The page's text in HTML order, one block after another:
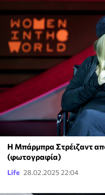
Η Μπάρμπρα Στρέιζαντ
(φωτογραφία)
Life 28.02.2025 22:04